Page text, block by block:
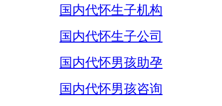
国内代怀生子机构
国内代怀生子公司
国内代怀男孩助孕
国内代怀男孩咨询